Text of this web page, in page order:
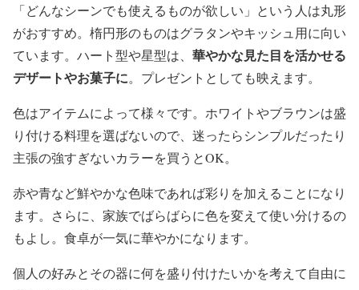
「どんなシーンでも使えるものが欲しい」という人は丸形
がおすすめ。楕円形のものはグラタンやキッシュ用に向い
ています。ハート型や星型は、 華やかな見た目を活かせる
デザートやお菓子に。プレゼントとしても映えます。
色はアイテムによって様々です。ホワイトやブラウンは盛
り付ける料理を選ばないので、迷ったらシンプルだったり
主張の強すぎないカラーを買うとOK。
赤や青など鮮やかな色味であれば彩りを加えることになり
ます。さらに、家族でばらばらに色を変えて使い分けるの
もよし。食卓が一気に華やかになります。
個人の好みとその器に何を盛り付けたいかを考えて自由に